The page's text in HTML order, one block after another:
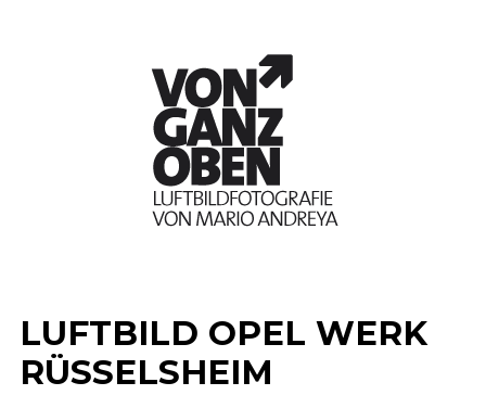
LUFTBILD OPEL WERK
RÜSSELSHEIM